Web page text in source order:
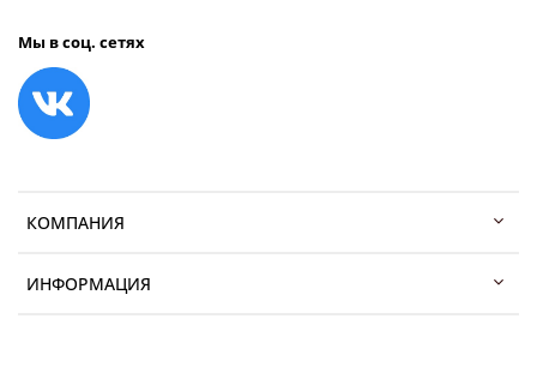
КОМПАНИЯ
ИНФОРМАЦИЯ
Мы в соц. сетях